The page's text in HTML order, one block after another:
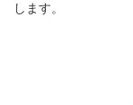
します。